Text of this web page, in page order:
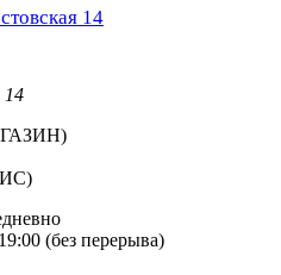
14
14
(без перерыва)